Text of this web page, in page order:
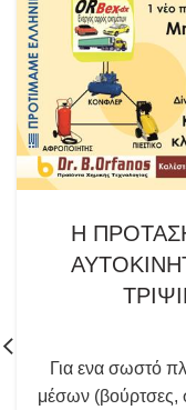
Η
Για ενα σωστό
μέσων (βούρτσες,